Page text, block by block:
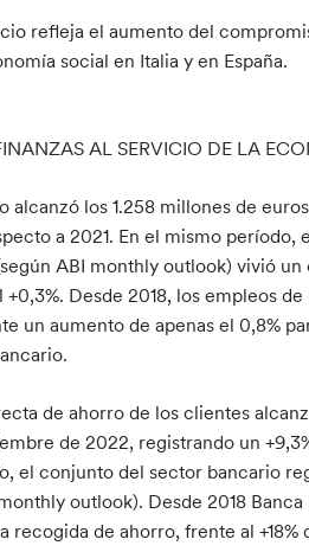
refleja el aumento del
social en Italia y en España.
AL SERVICIO DE LA
alcanzó los 1.258 millones de
a 2021. En el mismo período,
ABI monthly outlook) vivió
Desde 2018, los empleos de
un aumento de apenas el 0,8%
de ahorro de los clientes
de 2022, registrando un
el conjunto del sector bancario
outlook). Desde 2018
recogida de ahorro, frente al +18%